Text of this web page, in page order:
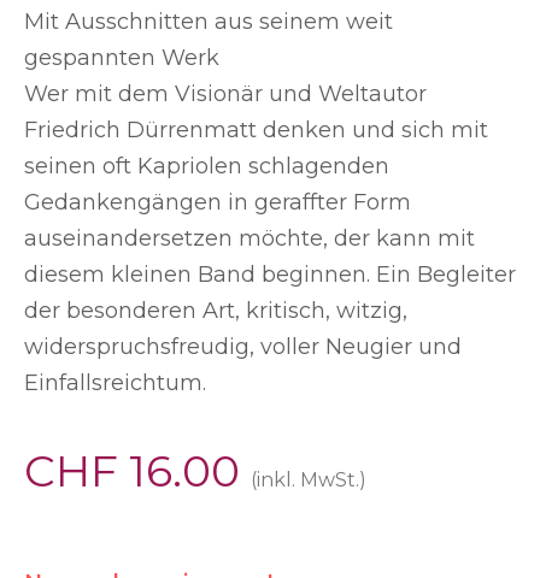
Mit Ausschnitten aus seinem weit
gespannten Werk
Wer mit dem Visionär und Weltautor
Friedrich Dürrenmatt denken und sich mit
seinen oft Kapriolen schlagenden
Gedankengängen in geraffter Form
auseinandersetzen möchte, der kann mit
diesem kleinen Band beginnen. Ein Begleiter
der besonderen Art, kritisch, witzig,
widerspruchsfreudig, voller Neugier und
Einfallsreichtum.
CHF 16.00 (inkl. MwSt.)